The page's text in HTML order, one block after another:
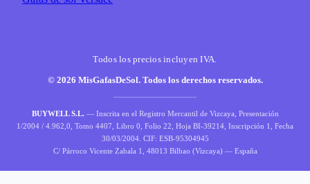
Todos los precios incluyen IVA.
© 2026 MisGafasDeSol. Todos los derechos reservados.
BUYWELL S.L. — Inscrita en el Registro Mercantil de Vizcaya, Presentación
1/2004 / 4.962,0, Tomo 4407, Libro 0, Folio 22, Hoja BI-39214, Inscripción 1, Fecha
30/03/2004. CIF: ESB-95304945
C/ Párroco Vicente Zabala 1, 48013 Bilbao (Vizcaya) — España